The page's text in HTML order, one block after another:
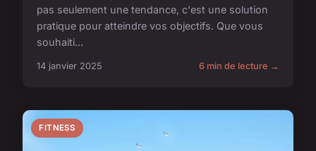
pas seulement une tendance, c'est une solution
pratique pour atteindre vos objectifs. Que vous
souhaiti...
14 janvier 2025 6 min de lecture →
FITNESS